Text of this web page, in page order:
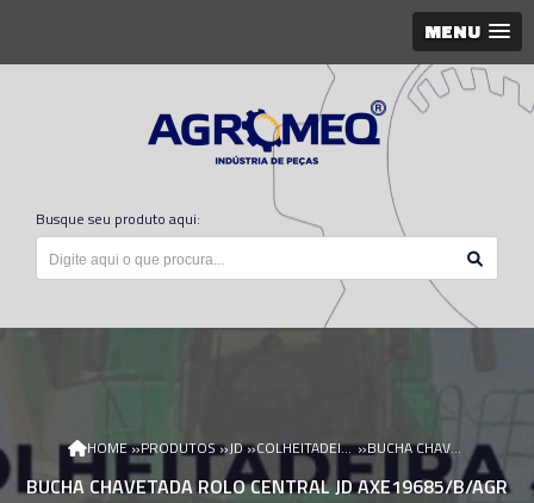
MENU
Busque seu produto aqui:
HOME»PRODUTOS»JD» COLHEITADEIRA JD » BUCHA CHAVETADA ROLO CENTRAL JD AXE19685/B/AGR
BUCHA CHAVETADA ROLO CENTRAL JD AXE19685/B/AGR